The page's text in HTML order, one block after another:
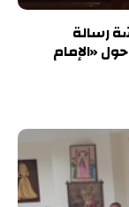
رسالة
«الإمام